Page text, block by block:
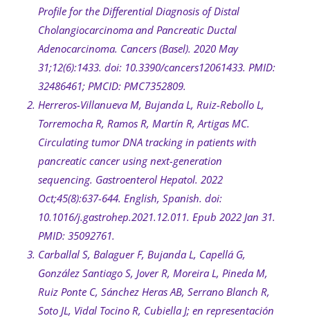
Profile for the Differential Diagnosis of Distal
Cholangiocarcinoma and Pancreatic Ductal
Adenocarcinoma. Cancers (Basel). 2020 May
31;12(6):1433. doi: 10.3390/cancers12061433. PMID:
32486461; PMCID: PMC7352809.
Herreros-Villanueva M, Bujanda L, Ruiz-Rebollo L,
Torremocha R, Ramos R, Martín R, Artigas MC.
Circulating tumor DNA tracking in patients with
pancreatic cancer using next-generation
sequencing. Gastroenterol Hepatol. 2022
Oct;45(8):637-644. English, Spanish. doi:
10.1016/j.gastrohep.2021.12.011. Epub 2022 Jan 31.
PMID: 35092761.
Carballal S, Balaguer F, Bujanda L, Capellá G,
González Santiago S, Jover R, Moreira L, Pineda M,
Ruiz Ponte C, Sánchez Heras AB, Serrano Blanch R,
Soto JL, Vidal Tocino R, Cubiella J; en representación